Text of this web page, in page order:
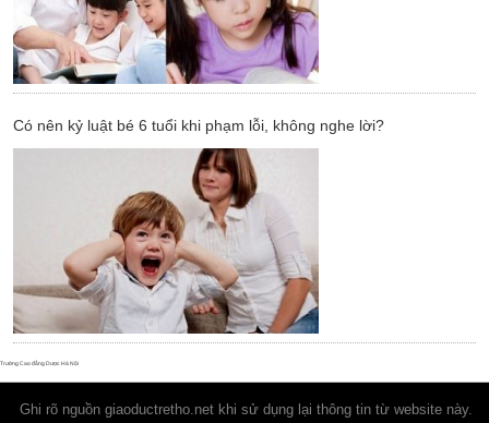
Có nên kỷ luật bé 6 tuổi khi phạm lỗi, không nghe lời?
Ghi rõ nguồn giaoductretho.netkhi sử dụng lại thông tin từ website này.
Trường Cao đẳng Dược Hà Nội